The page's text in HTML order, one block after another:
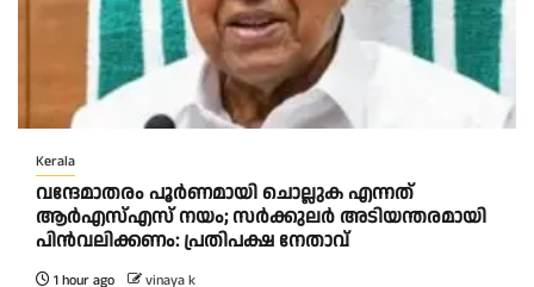
Kerala
വന്ദേമാതരം പൂർണമായി ചൊല്ലുക എന്നത്
ആര്‍എസ്എസ് നയം; സര്‍ക്കുലര്‍ അടിയന്തരമായി
പിന്‍വലിക്കണം: പ്രതിപക്ഷ നേതാവ്
1 hour ago vinaya k